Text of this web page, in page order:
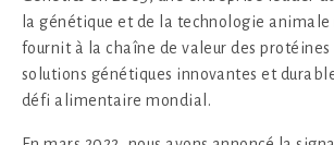
la génétique et de la technologie
fournit à la chaîne de valeur des protéines
solutions génétiques innovantes et
défi alimentaire mondial.